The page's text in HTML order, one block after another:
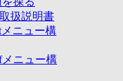
取扱説明書
ニュー構
メニュー構